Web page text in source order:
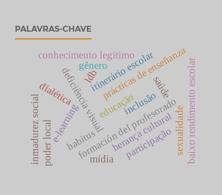
PALAVRAS-CHAVE
educação
deficiência visual inclusão
e-learningformación del profesorado
prácticas de enseñanza
habitus herança cultural
itinerário escolar
conhecimento legítimo
baixo rendimento escolar
saúde
participação
dialética
inmadurez socialpoder local
ldb
gênero
mídia
sexualidade